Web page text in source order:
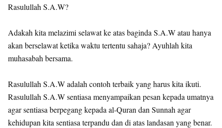
Rasulullah S.A.W?
Adakah kita melazimi selawat ke atas baginda S.A.W atau hanya
akan berselawat ketika waktu tertentu sahaja? Ayuhlah kita
muhasabah bersama.
Rasulullah S.A.W adalah contoh terbaik yang harus kita ikuti.
Rasulullah S.A.W sentiasa menyampaikan pesan kepada umatnya
agar sentiasa berpegang kepada al-Quran dan Sunnah agar
kehidupan kita sentiasa terpandu dan di atas landasan yang benar.